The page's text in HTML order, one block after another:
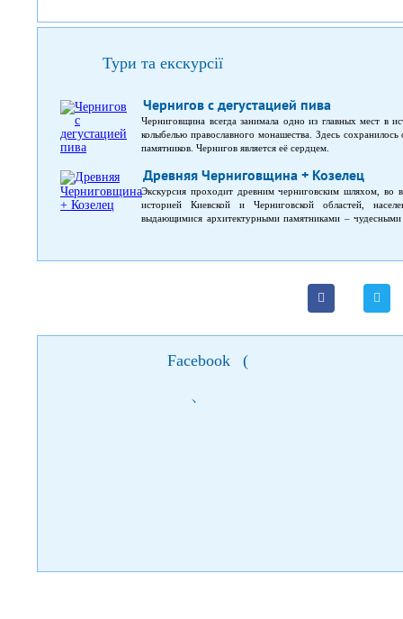
Тури та екскурсії
Чернигов с дегустацией пива
Черниговщина всегда занимала одно из главных мест в
колыбелью православного монашества. Здесь
памятников. Чернигов является её сердцем.
Древняя Черниговщина + Козелец
Экскурсия проходит древним черниговским шляхом, во
историей Киевской и Черниговской областей,
выдающимися архитектурными памятниками –
Facebook (
)